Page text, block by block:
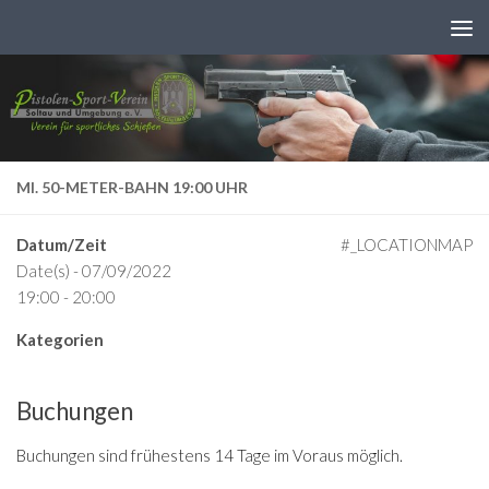
MI. 50-METER-BAHN 19:00 UHR
#_LOCATIONMAP
Datum/Zeit
Date(s) - 07/09/2022
19:00 - 20:00
Kategorien
Buchungen
Buchungen sind frühestens 14 Tage im Voraus möglich.